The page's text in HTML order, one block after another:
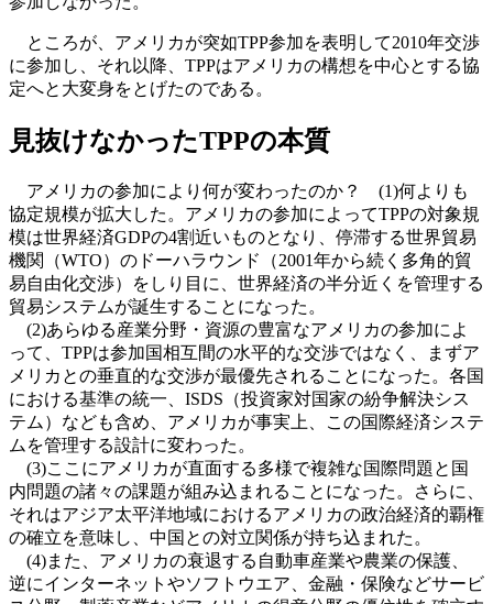
ところが、アメリカが突如TPP参加を表明して2010年交渉
に参加し、それ以降、TPPはアメリカの構想を中心とする協
定へと大変身をとげたのである。
見抜けなかったTPPの本質
アメリカの参加により何が変わったのか？ (1)何よりも
協定規模が拡大した。アメリカの参加によってTPPの対象規
模は世界経済GDPの4割近いものとなり、停滞する世界貿易
機関（WTO）のドーハラウンド（2001年から続く多角的貿
易自由化交渉）をしり目に、世界経済の半分近くを管理する
貿易システムが誕生することになった。
(2)あらゆる産業分野・資源の豊富なアメリカの参加によ
って、TPPは参加国相互間の水平的な交渉ではなく、まずア
メリカとの垂直的な交渉が最優先されることになった。各国
における基準の統一、ISDS（投資家対国家の紛争解決シス
テム）なども含め、アメリカが事実上、この国際経済システ
ムを管理する設計に変わった。
(3)ここにアメリカが直面する多様で複雑な国際問題と国
内問題の諸々の課題が組み込まれることになった。さらに、
それはアジア太平洋地域におけるアメリカの政治経済的覇権
の確立を意味し、中国との対立関係が持ち込まれた。
(4)また、アメリカの衰退する自動車産業や農業の保護、
逆にインターネットやソフトウエア、金融・保険などサービ